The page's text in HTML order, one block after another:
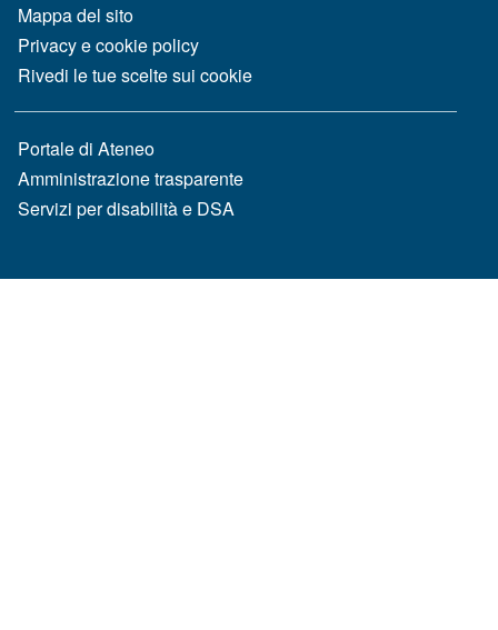
Mappa del sito
Privacy e cookie policy
Rivedi le tue scelte sui cookie
MENÙ FOOTER 2
Portale di Ateneo
Amministrazione trasparente
Servizi per disabilità e DSA